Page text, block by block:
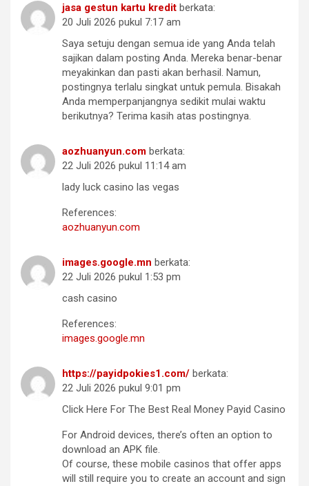
jasa gestun kartu kredit berkata:
20 Juli 2026 pukul 7:17 am
Saya setuju dengan semua ide yang Anda telah
sajikan dalam posting Anda. Mereka benar-benar
meyakinkan dan pasti akan berhasil. Namun,
postingnya terlalu singkat untuk pemula. Bisakah
Anda memperpanjangnya sedikit mulai waktu
berikutnya? Terima kasih atas postingnya.
aozhuanyun.com berkata:
22 Juli 2026 pukul 11:14 am
lady luck casino las vegas
References:
aozhuanyun.com
images.google.mn berkata:
22 Juli 2026 pukul 1:53 pm
cash casino
References:
images.google.mn
https://payidpokies1.com/ berkata:
22 Juli 2026 pukul 9:01 pm
Click Here For The Best Real Money Payid Casino
For Android devices, there’s often an option to
download an APK file.
Of course, these mobile casinos that offer apps
will still require you to create an account and sign